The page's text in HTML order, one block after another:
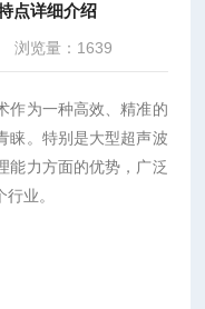
点详细介绍
浏览量：1639
为一种高效、精准的
睐。特别是大型超声波
能力方面的优势，广泛
业。